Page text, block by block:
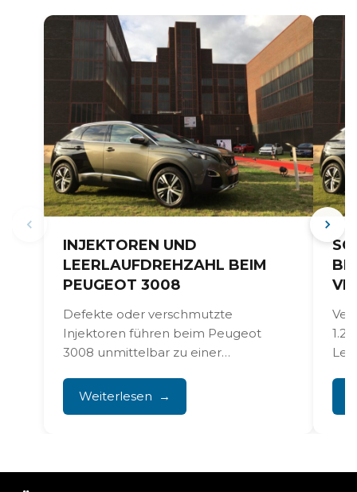
INJEKTOREN UND
LEERLAUFDREHZAHL BEIM
PEUGEOT 3008
Defekte oder verschmutzte
Injektoren führen beim Peugeot
3008 unmittelbar zu einer
Motorruckeln und im schlimmsten
Fall zu...
Weiterlesen